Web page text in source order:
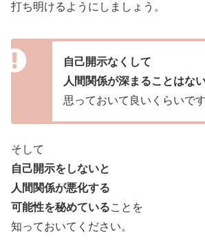
打ち明けるようにしましょう。
自己開示なくして
人間関係が深まることはな
思っておいて良いくらいです
そして
自己開示をしないと
人間関係が悪化する
可能性を秘めていることを
知っておいてください。